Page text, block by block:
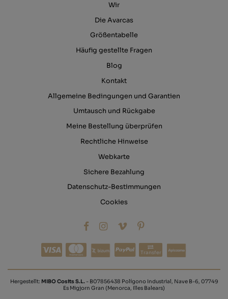
Wir
Die Avarcas
Größentabelle
Häufig gestellte Fragen
Blog
Kontakt
Allgemeine Bedingungen und Garantien
Umtausch und Rückgabe
Meine Bestellung überprüfen
Rechtliche Hinweise
Webkarte
Sichere Bezahlung
Datenschutz-Bestimmungen
Cookies
Transfer
Hergestellt: MIBO Cosits S.L.- B07856438 Polígono Industrial, Nave B-6, 07749
Es Migjorn Gran (Menorca, Illes Balears)